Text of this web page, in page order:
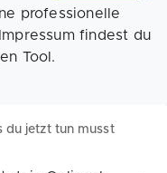
professionelle
findest du
Tool.
du jetzt tun musst